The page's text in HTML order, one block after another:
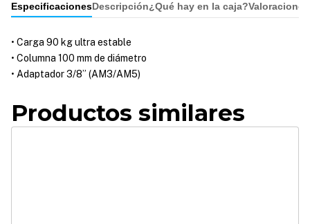
EspecificacionesDescripción¿Qué hay en la caja?
• Carga 90 kg ultra estable
• Columna 100 mm de diámetro
• Adaptador 3/8” (AM3/AM5)
Productos similares